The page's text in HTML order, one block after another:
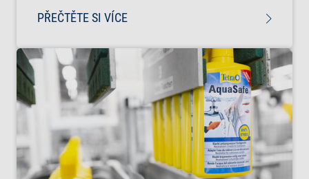
PŘEČTĚTE SI VÍCE